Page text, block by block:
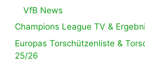
VfB News
Champions League TV &
Europas Torschützenliste &
25/26